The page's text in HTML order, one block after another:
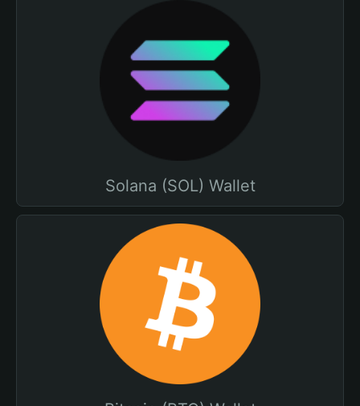
Solana (SOL) Wallet